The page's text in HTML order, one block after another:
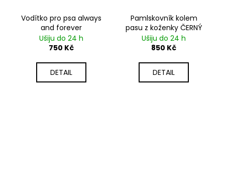
Vodítko pro psa always
and forever
Ušiju do 24 h
750 Kč
DETAIL
Pamlskovník kolem
pasu z koženky ČERNÝ
Ušiju do 24 h
850 Kč
DETAIL